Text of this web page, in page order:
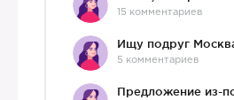
15 комментариев
5 комментариев